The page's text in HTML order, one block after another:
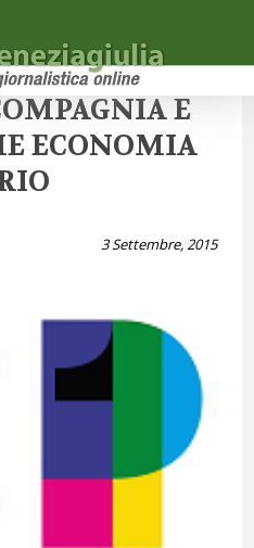
E
ECONOMIA
3 Settembre, 2015